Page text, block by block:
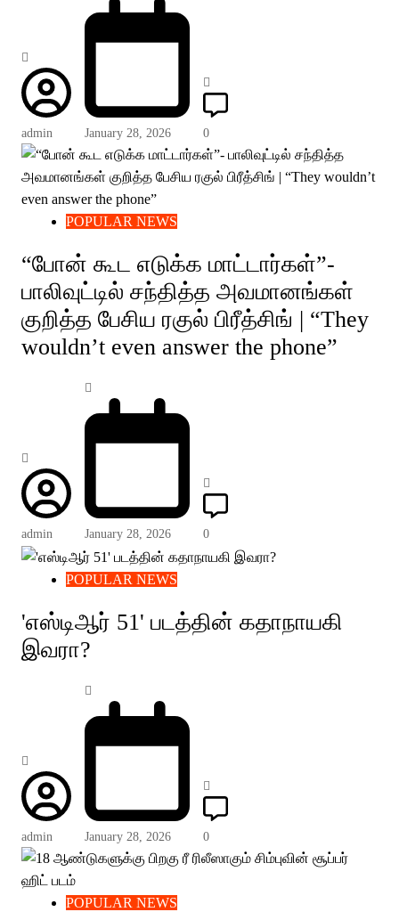
admin January 28, 2026 0
POPULAR NEWS
“போன் கூட எடுக்க மாட்டார்கள்”-
பாலிவுட்டில் சந்தித்த அவமானங்கள்
குறித்த பேசிய ரகுல் பிரீத்சிங் | “They
wouldn’t even answer the phone”
admin January 28, 2026 0
POPULAR NEWS
'எஸ்டிஆர் 51' படத்தின் கதாநாயகி
இவரா?
admin January 28, 2026 0
POPULAR NEWS